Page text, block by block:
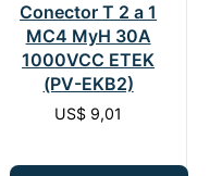
Conector T 2 a 1
MC4 MyH 30A
1000VCC ETEK
(PV-EKB2)
US$ 9,01